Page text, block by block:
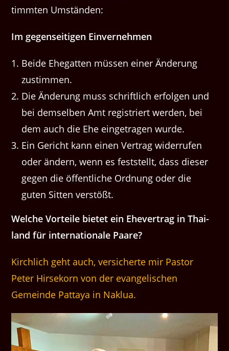
timmten Umständen:
Im gegen­seit­i­gen Einvernehmen
Bei­de Ehe­gat­ten müssen ein­er Änderung
zustimmen.
Die Änderung muss schriftlich erfol­gen und
bei dem­sel­ben Amt reg­istri­ert wer­den, bei
dem auch die Ehe einge­tra­gen wurde.
Ein Gericht kann einen Ver­trag wider­rufen
oder ändern, wenn es fest­stellt, dass dieser
gegen die öffentliche Ord­nung oder die
guten Sit­ten verstößt.
Welche Vorteile bietet ein Ehev­er­trag in Thai­
land für inter­na­tionale Paare?
Kirchlich geht auch, versicherte mir Pastor
Peter Hirsekorn von der evangelischen
Gemeinde Pattaya in Naklua.